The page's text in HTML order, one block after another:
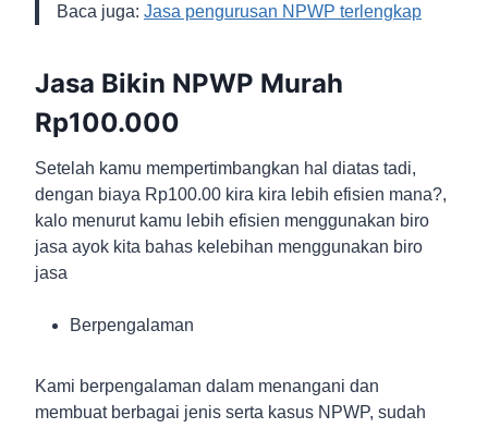
Baca juga: Jasa pengurusan NPWP terlengkap
Jasa Bikin NPWP Murah
Rp100.000
Setelah kamu mempertimbangkan hal diatas tadi,
dengan biaya Rp100.00 kira kira lebih efisien mana?,
kalo menurut kamu lebih efisien menggunakan biro
jasa ayok kita bahas kelebihan menggunakan biro
jasa
Berpengalaman
Kami berpengalaman dalam menangani dan
membuat berbagai jenis serta kasus NPWP, sudah